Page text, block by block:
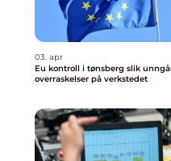
03. apr
Eu kontroll i tønsberg slik unngår du
overraskelser på verkstedet